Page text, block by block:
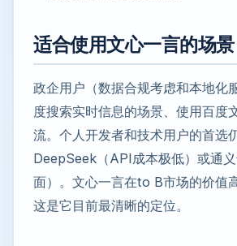
适合使用文心一言的场景
政企用户（数据合规考虑和本地化
度搜索实时信息的场景、使用百度
流。个人开发者和技术用户的首选
DeepSeek（API成本极低）或通
面）。文心一言在to B市场的价值
这是它目前最清晰的定位。